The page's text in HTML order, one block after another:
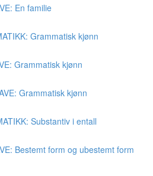
En familie
Grammatisk kjønn
Grammatisk kjønn
Grammatisk kjønn
Substantiv i entall
Bestemt form og ubestemt form